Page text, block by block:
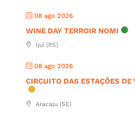
08 ago 2026
WINE DAY TERROIR NOMI
Ijuí (RS)
08 ago 2026
CIRCUITO DAS ESTAÇÕES DE
Aracaju (SE)